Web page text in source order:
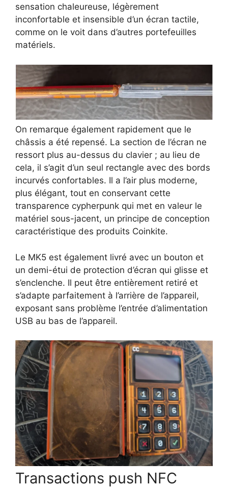
sensation chaleureuse, légèrement
inconfortable et insensible d’un écran tactile,
comme on le voit dans d’autres portefeuilles
matériels.
On remarque également rapidement que le
châssis a été repensé. La section de l’écran ne
ressort plus au-dessus du clavier ; au lieu de
cela, il s’agit d’un seul rectangle avec des bords
incurvés confortables. Il a l’air plus moderne,
plus élégant, tout en conservant cette
transparence cypherpunk qui met en valeur le
matériel sous-jacent, un principe de conception
caractéristique des produits Coinkite.
Le MK5 est également livré avec un bouton et
un demi-étui de protection d’écran qui glisse et
s’enclenche. Il peut être entièrement retiré et
s’adapte parfaitement à l’arrière de l’appareil,
exposant sans problème l’entrée d’alimentation
USB au bas de l’appareil.
Transactions push NFC